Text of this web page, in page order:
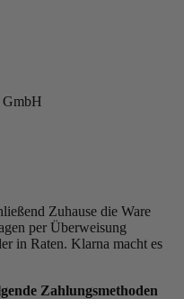
GmbH
Zuhause die Ware
per Überweisung
in Raten. Klarna macht es
Zahlungsmethoden